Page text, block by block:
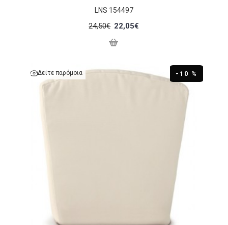
LNS 154497
24,50€ 22,05€
-10 %
Δείτε παρόμοια